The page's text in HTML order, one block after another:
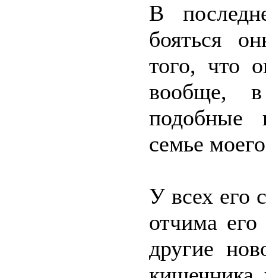
В
бояться
того, что
вообще,
подобные
семье
У всех его
отчима
другие